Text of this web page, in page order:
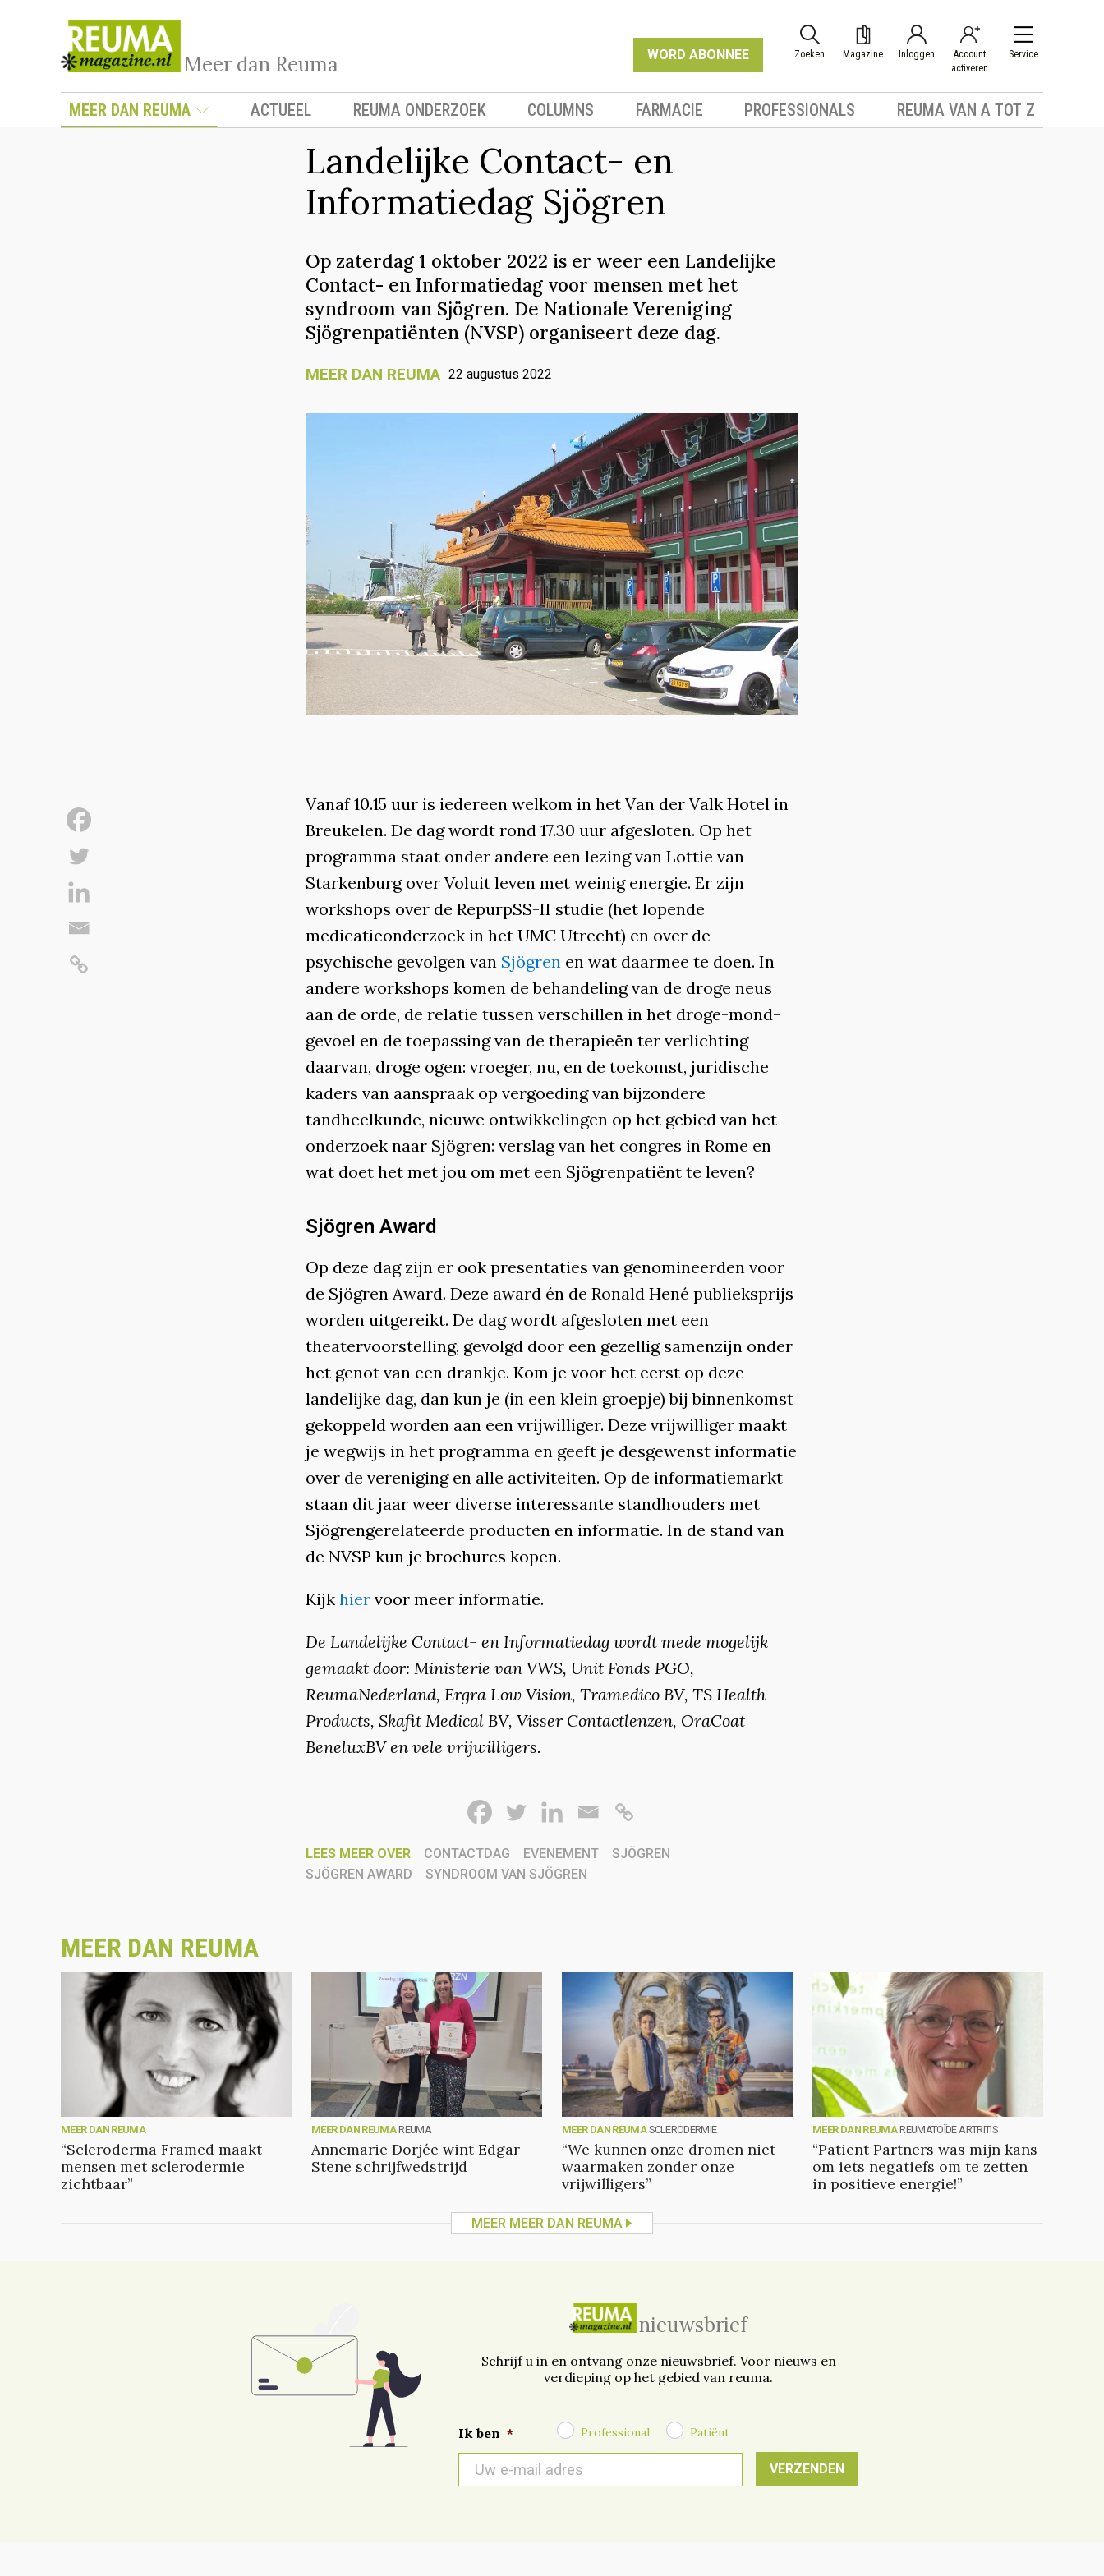
Meer dan Reuma WORD ABONNEE Zoeken Magazine Inloggen
Account
activeren
Service
MEER DAN REUMA ACTUEEL REUMA ONDERZOEK COLUMNS FARMACIE PROFESSIONALS REUMA VAN A TOT Z
Landelijke Contact- en
Informatiedag Sjögren
Op zaterdag 1 oktober 2022 is er weer een Landelijke
Contact- en Informatiedag voor mensen met het
syndroom van Sjögren. De Nationale Vereniging
Sjögrenpatiënten (NVSP) organiseert deze dag.
MEER DAN REUMA 22 augustus 2022
Vanaf 10.15 uur is iedereen welkom in het Van der Valk Hotel in
Breukelen. De dag wordt rond 17.30 uur afgesloten. Op het
programma staat onder andere een lezing van Lottie van
Starkenburg over Voluit leven met weinig energie. Er zijn
workshops over de RepurpSS-II studie (het lopende
medicatieonderzoek in het UMC Utrecht) en over de
psychische gevolgen van Sjögren en wat daarmee te doen. In
andere workshops komen de behandeling van de droge neus
aan de orde, de relatie tussen verschillen in het droge-mond-
gevoel en de toepassing van de therapieën ter verlichting
daarvan, droge ogen: vroeger, nu, en de toekomst, juridische
kaders van aanspraak op vergoeding van bijzondere
tandheelkunde, nieuwe ontwikkelingen op het gebied van het
onderzoek naar Sjögren: verslag van het congres in Rome en
wat doet het met jou om met een Sjögrenpatiënt te leven?
Sjögren Award
Op deze dag zijn er ook presentaties van genomineerden voor
de Sjögren Award. Deze award én de Ronald Hené publieksprijs
worden uitgereikt. De dag wordt afgesloten met een
theatervoorstelling, gevolgd door een gezellig samenzijn onder
het genot van een drankje. Kom je voor het eerst op deze
landelijke dag, dan kun je (in een klein groepje) bij binnenkomst
gekoppeld worden aan een vrijwilliger. Deze vrijwilliger maakt
je wegwijs in het programma en geeft je desgewenst informatie
over de vereniging en alle activiteiten. Op de informatiemarkt
staan dit jaar weer diverse interessante standhouders met
Sjögrengerelateerde producten en informatie. In de stand van
de NVSP kun je brochures kopen.
Kijk hier voor meer informatie.
De Landelijke Contact- en Informatiedag wordt mede mogelijk
gemaakt door: Ministerie van VWS, Unit Fonds PGO,
ReumaNederland, Ergra Low Vision, Tramedico BV, TS Health
Products, Skafit Medical BV, Visser Contactlenzen, OraCoat
BeneluxBV en vele vrijwilligers.
LEES MEER OVER CONTACTDAG EVENEMENT
SJÖGREN
SJÖGREN AWARD
SYNDROOM VAN SJÖGREN
MEER DAN REUMA
MEER DAN REUMA
“Scleroderma Framed maakt
mensen met sclerodermie
zichtbaar”
MEER DAN REUMA REUMA
Annemarie Dorjée wint Edgar
Stene schrijfwedstrijd
MEER DAN REUMA SCLERODERMIE
“We kunnen onze dromen niet
waarmaken zonder onze
vrijwilligers”
MEER DAN REUMA REUMATOÏDE ARTRITIS
“Patient Partners was mijn kans
om iets negatiefs om te zetten
in positieve energie!”
MEER MEER DAN REUMA
nieuwsbrief
Schrijf u in en ontvang onze nieuwsbrief. Voor nieuws en
verdieping op het gebied van reuma.
Ik ben * Professional Patiënt
mail
*